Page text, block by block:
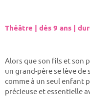
Théâtre | dès 9 ans |
Alors que son fils et son
un grand-père se lève de
comme à un seul enfant
précieuse et essentielle